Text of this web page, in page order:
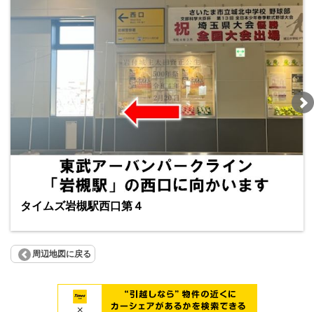
タイムズ岩槻駅西口第４
周辺地図に戻る